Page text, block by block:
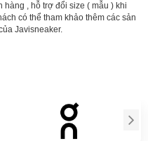
hàng , hỗ trợ đổi size ( mẫu ) khi
có thể tham khảo thêm các sản
Javisneaker.